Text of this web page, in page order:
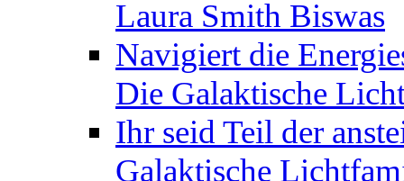
Laura Smith Biswas
Navigiert die
Die Galaktische
Ihr seid Teil der
Galaktische